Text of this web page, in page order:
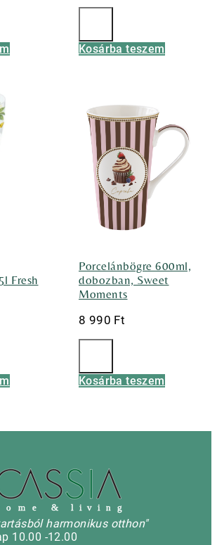
Kosárba teszem
Fresh
Porcelánbögre 600ml,
dobozban, Sweet
Moments
8 990 Ft
Kosárba teszem
o m e & l i v i n g
harmonikus otthon"
10.00 -12.00